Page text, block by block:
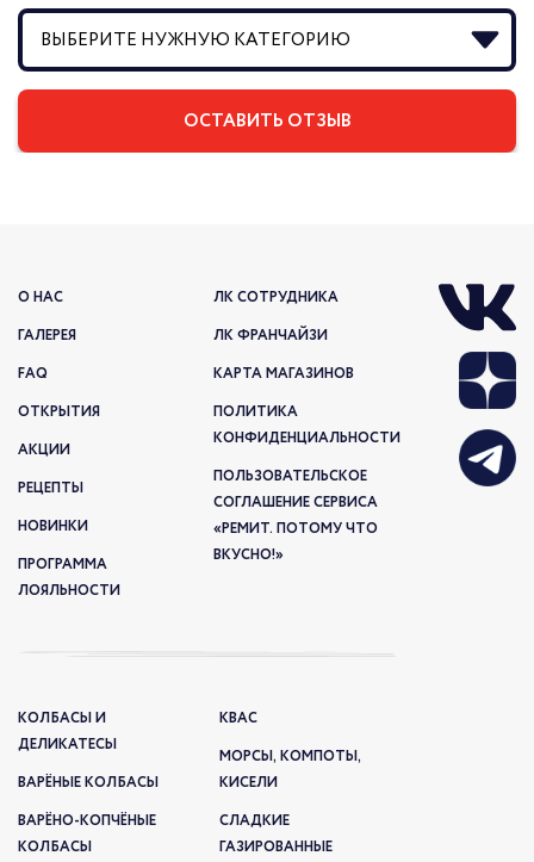
О НАС
ГАЛЕРЕЯ
FAQ
ОТКРЫТИЯ
АКЦИИ
РЕЦЕПТЫ
НОВИНКИ
ПРОГРАММА
ЛОЯЛЬНОСТИ
ЛК СОТРУДНИКА
ЛК ФРАНЧАЙЗИ
КАРТА МАГАЗИНОВ
ПОЛИТИКА
КОНФИДЕНЦИАЛЬНОСТИ
ПОЛЬЗОВАТЕЛЬСКОЕ
СОГЛАШЕНИЕ СЕРВИСА
«РЕМИТ. ПОТОМУ ЧТО
ВКУСНО!»
КОЛБАСЫ И
ДЕЛИКАТЕСЫ
ВАРЁНЫЕ КОЛБАСЫ
ВАРЁНО-КОПЧЁНЫЕ
КОЛБАСЫ
КВАС
МОРСЫ, КОМПОТЫ,
КИСЕЛИ
СЛАДКИЕ
ГАЗИРОВАННЫЕ